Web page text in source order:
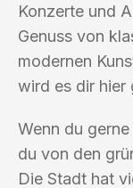
Konzerte und
Genuss von
modernen
wird es dir hier
Wenn du
du von den
Die Stadt hat